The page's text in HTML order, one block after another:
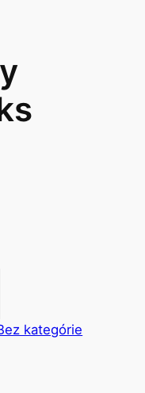
kategórie